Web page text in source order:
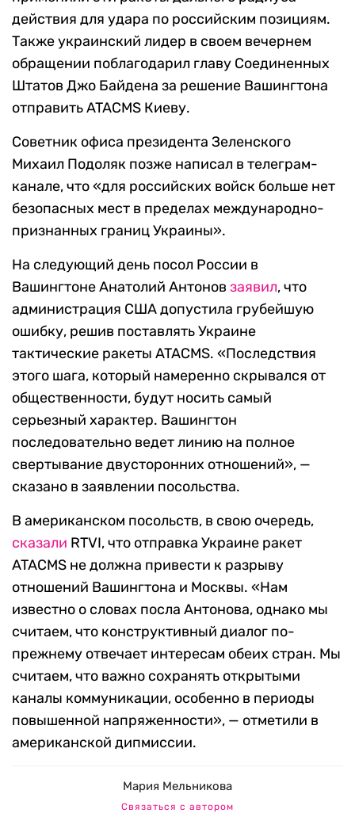
действия для удара по российским позициям.
Также украинский лидер в своем вечернем
обращении поблагодарил главу Соединенных
Штатов Джо Байдена за решение Вашингтона
отправить ATACMS Киеву.
Советник офиса президента Зеленского
Михаил Подоляк позже написал в телеграм-
канале, что «для российских войск больше нет
безопасных мест в пределах международно-
признанных границ Украины».
На следующий день посол России в
Вашингтоне Анатолий Антонов заявил, что
администрация США допустила грубейшую
ошибку, решив поставлять Украине
тактические ракеты ATACMS. «Последствия
этого шага, который намеренно скрывался от
общественности, будут носить самый
серьезный характер. Вашингтон
последовательно ведет линию на полное
свертывание двусторонних отношений», —
сказано в заявлении посольства.
В американском посольств, в свою очередь,
сказали RTVI, что отправка Украине ракет
ATACMS не должна привести к разрыву
отношений Вашингтона и Москвы. «Нам
известно о словах посла Антонова, однако мы
считаем, что конструктивный диалог по-
прежнему отвечает интересам обеих стран. Мы
считаем, что важно сохранять открытыми
каналы коммуникации, особенно в периоды
повышенной напряженности», — отметили в
американской дипмиссии.
Мария Мельникова
Связаться с автором